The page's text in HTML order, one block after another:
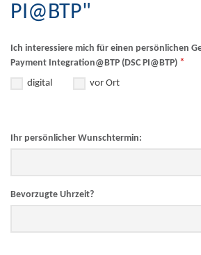
PI@BTP"
Ich interessiere mich für einen persönlichen
Payment Integration@BTP (DSC PI@BTP) *
digital vor Ort
Ihr persönlicher Wunschtermin:
Bevorzugte Uhrzeit?